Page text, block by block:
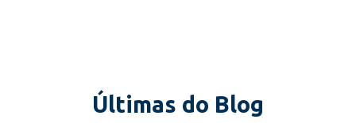
Últimas do Blog